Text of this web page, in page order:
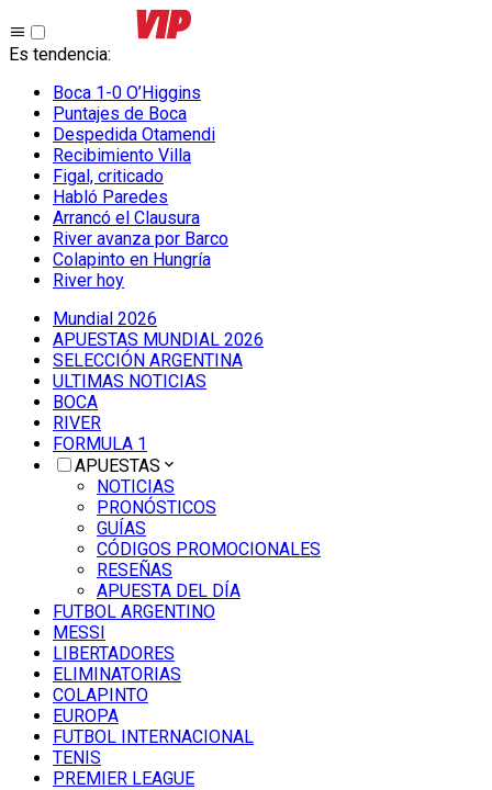
Es tendencia:
Boca 1-0 O’Higgins
Puntajes de Boca
Despedida Otamendi
Recibimiento Villa
Figal, criticado
Habló Paredes
Arrancó el Clausura
River avanza por Barco
Colapinto en Hungría
River hoy
Mundial 2026
APUESTAS MUNDIAL 2026
SELECCIÓN ARGENTINA
ULTIMAS NOTICIAS
BOCA
RIVER
FORMULA 1
APUESTAS
NOTICIAS
PRONÓSTICOS
GUÍAS
CÓDIGOS PROMOCIONALES
RESEÑAS
APUESTA DEL DÍA
FUTBOL ARGENTINO
MESSI
LIBERTADORES
ELIMINATORIAS
COLAPINTO
EUROPA
FUTBOL INTERNACIONAL
TENIS
PREMIER LEAGUE